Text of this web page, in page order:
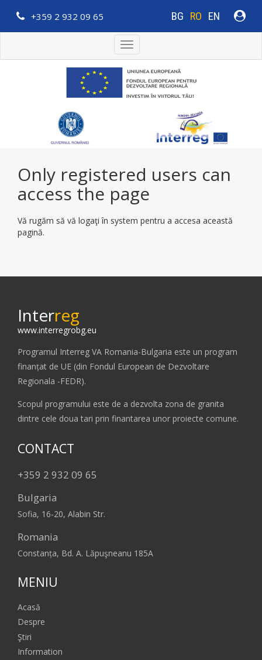
+359 2 932 09 65 BG RO EN
Toggle
navigation
Only registered users can
access the page
Vă rugăm să vă logaţi în system pentru a accesa această
pagină.
Interreg
www.interregrobg.eu
Programul Interreg VA Romania-Bulgaria este un program
finanțat de UE (din Fondul European de Dezvoltare
Regionala -FEDR).
Scopul programului este de a dezvolta zona de granita
dintre cele doua tari prin finantarea unor proiecte comune.
CONTACT
+359 2 932 09 65
Bulgaria
Sofia, 16-20, Alabin Str.
Romania
Constanța, Bd. A. Lăpuşneanu 185A
MENIU
Acasă
Despre
Ştiri
Information